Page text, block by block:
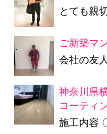
とても親
ご新築マ
会社の友
神奈川県
コーティ
施工内容